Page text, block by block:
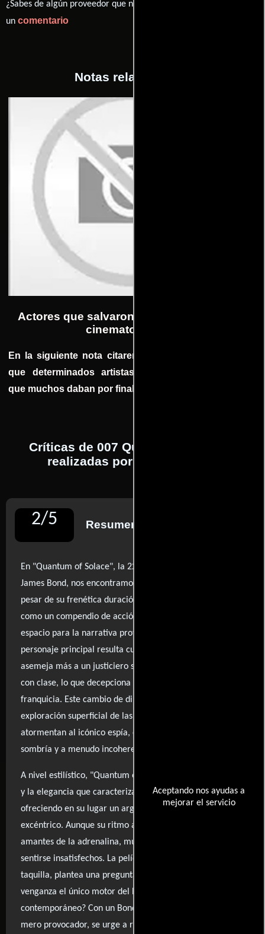
Aceptando nos ayudas a
mejorar el servicio
¿Sabes de algún proveedor que no estamos mostrando? déjanos
un comentario
Notas relacionadas
Actores que salvaron famosas franquicias
cinematográficas
En la siguiente nota citaremos algunos casos en los
que determinados artistaslograron revitalizar sagas
que muchos daban por finalizadas.
Críticas de 007 Quantum of Solace
realizadas por profesionales
2/5 Resumen de reseñas
En "Quantum of Solace", la 22ª entrega de la saga de
James Bond, nos encontramos con una película que, a
pesar de su frenética duración de 106 minutos, se siente
como un compendio de acción incesante, dejando poco
espacio para la narrativa profunda. La evolución del
personaje principal resulta cuestionable; un Bond que se
asemeja más a un justiciero sin matices que a un agente
con clase, lo que decepciona a los puristas de la
franquicia. Este cambio de dinámica lleva a una
exploración superficial de las sombras psicológicas que
atormentan al icónico espía, entregando una historia
sombría y a menudo incoherente.
A nivel estilístico, "Quantum of Solace" carece del humor
y la elegancia que caracterizaban a "Casino Royale",
ofreciendo en su lugar un argumento rudimentario y algo
excéntrico. Aunque su ritmo acelerado podría atraer a los
amantes de la adrenalina, muchos fans de la saga pueden
sentirse insatisfechos. La película, que logró récords de
taquilla, plantea una pregunta inquietante: ¿es la
venganza el único motor del heroísmo en el cine
contemporáneo? Con un Bond que se comporta como un
mero provocador, se urge a replantear el rumbo de